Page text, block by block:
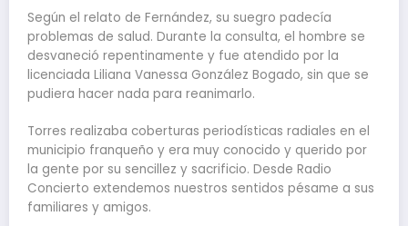
Según el relato de Fernández, su suegro padecía
problemas de salud. Durante la consulta, el hombre se
desvaneció repentinamente y fue atendido por la
licenciada Liliana Vanessa González Bogado, sin que se
pudiera hacer nada para reanimarlo.
Torres realizaba coberturas periodísticas radiales en el
municipio franqueño y era muy conocido y querido por
la gente por su sencillez y sacrificio. Desde Radio
Concierto extendemos nuestros sentidos pésame a sus
familiares y amigos.